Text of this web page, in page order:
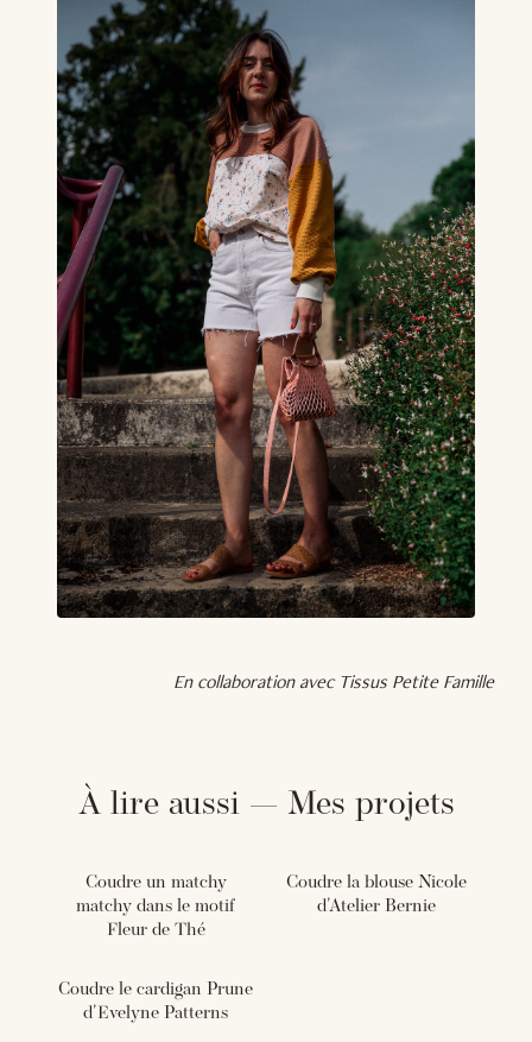
En collaboration avec Tissus Petite Famille
À lire aussi — Mes projets
Coudre un matchy
matchy dans le motif
Fleur de Thé
Coudre la blouse Nicole
d'Atelier Bernie
Coudre le cardigan Prune
d'Evelyne Patterns